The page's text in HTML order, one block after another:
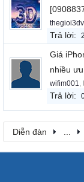
Trả lời:
Giá
nhiều
wifim001,
Trả lời:
Diễn đàn